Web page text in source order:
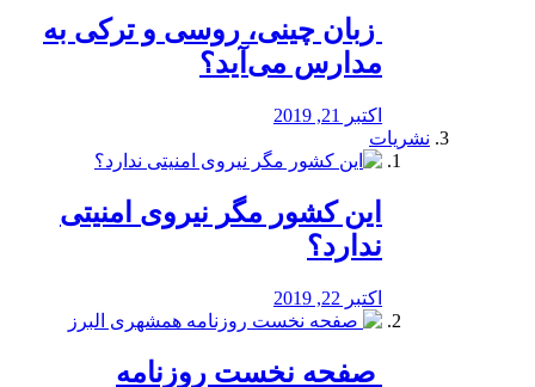
️ زبان چینی، روسی و ترکی به
مدارس می‌آید؟
اکتبر 21, 2019
نشریات
این کشور مگر نیروی امنیتی
ندارد؟
اکتبر 22, 2019
️ صفحه نخست روزنامه‌